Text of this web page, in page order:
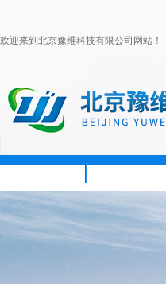
欢迎来到北京豫维科技有限公司网站！